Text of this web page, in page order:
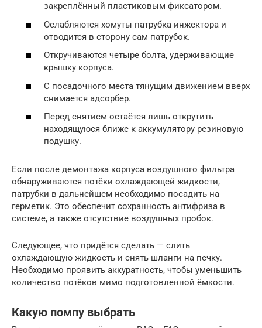
закреплённый пластиковым фиксатором.
Ослабляются хомуты патрубка инжектора и
отводится в сторону сам патрубок.
Откручиваются четыре болта, удерживающие
крышку корпуса.
С посадочного места тянущим движением вверх
снимается адсорбер.
Перед снятием остаётся лишь открутить
находящуюся ближе к аккумулятору резиновую
подушку.
Если после демонтажа корпуса воздушного фильтра
обнаруживаются потёки охлаждающей жидкости,
патрубки в дальнейшем необходимо посадить на
герметик. Это обеспечит сохранность антифриза в
системе, а также отсутствие воздушных пробок.
Следующее, что придётся сделать — слить
охлаждающую жидкость и снять шланги на печку.
Необходимо проявить аккуратность, чтобы уменьшить
количество потёков мимо подготовленной ёмкости.
Какую помпу выбрать